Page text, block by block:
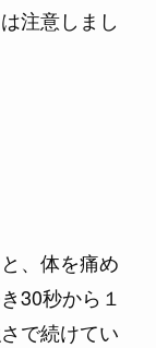
注意しまし
、体を痛め
30秒から１
で続けてい